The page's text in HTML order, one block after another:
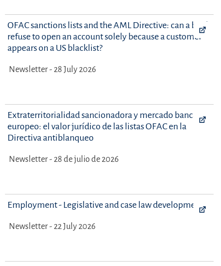
OFAC sanctions lists and the AML Directive: can a bank
refuse to open an account solely because a customer
appears on a US blacklist?
Newsletter - 28 July 2026
Extraterritorialidad sancionadora y mercado bancario
europeo: el valor jurídico de las listas OFAC en la
Directiva antiblanqueo
Newsletter - 28 de julio de 2026
Employment - Legislative and case law developments
Newsletter - 22 July 2026